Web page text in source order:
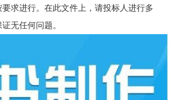
求进行。在此文件上，请投标人进行多
无任何问题。